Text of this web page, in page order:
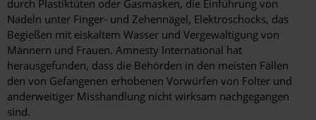
durch Plastiktüten oder Gasmasken, die Einführung von
Nadeln unter Finger- und Zehennägel, Elektroschocks, das
Begießen mit eiskaltem Wasser und Vergewaltigung von
Männern und Frauen. Amnesty International hat
herausgefunden, dass die Behörden in den meisten Fällen
den von Gefangenen erhobenen Vorwürfen von Folter und
anderweitiger Misshandlung nicht wirksam nachgegangen
sind.